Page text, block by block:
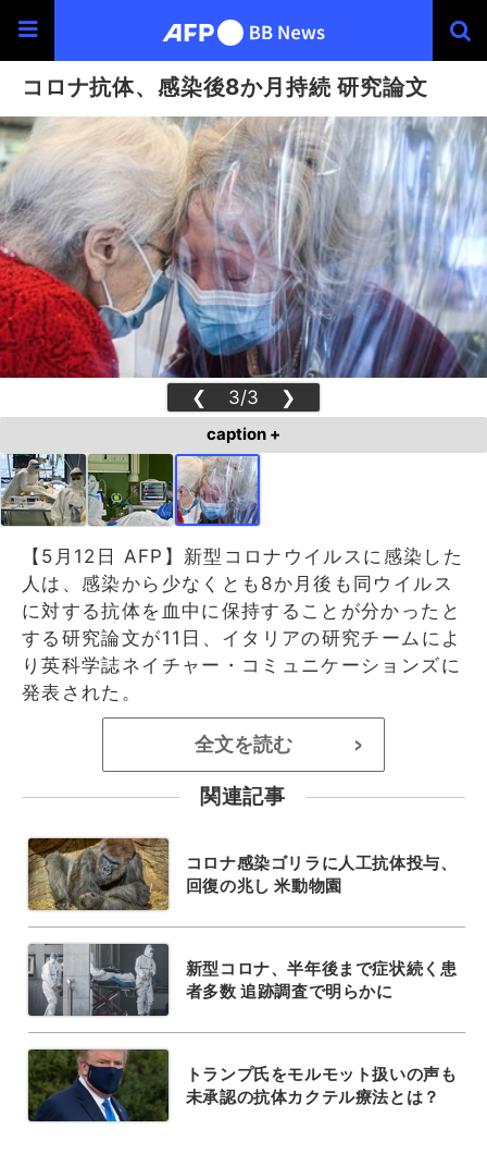
コロナ抗体、感染後8か月持続 研究論文
❮ 3/3 ❯
caption +
【5月12日 AFP】新型コロナウイルスに感染した
人は、感染から少なくとも8か月後も同ウイルス
に対する抗体を血中に保持することが分かったと
する研究論文が11日、イタリアの研究チームによ
り英科学誌ネイチャー・コミュニケーションズに
発表された。
全文を読む >
関連記事
コロナ感染ゴリラに人工抗体投与、
回復の兆し 米動物園
新型コロナ、半年後まで症状続く患
者多数 追跡調査で明らかに
トランプ氏をモルモット扱いの声も
未承認の抗体カクテル療法とは？